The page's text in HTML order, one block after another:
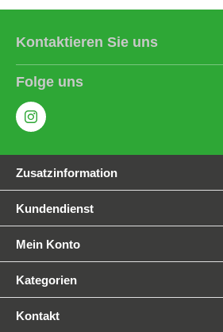
Kontaktieren Sie uns
Folge uns
Zusatzinformation
Kundendienst
Mein Konto
Kategorien
Kontakt